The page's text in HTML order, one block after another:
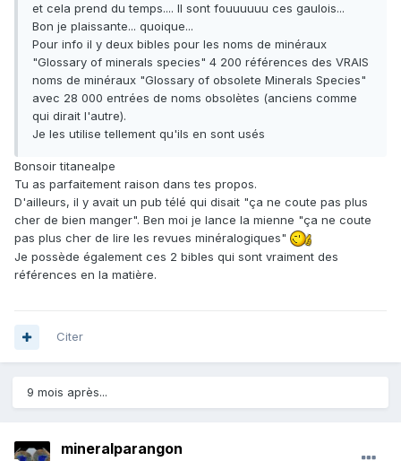
et cela prend du temps.... Il sont fouuuuuu ces gaulois...
Bon je plaissante... quoique...
Pour info il y deux bibles pour les noms de minéraux
"Glossary of minerals species" 4 200 références des VRAIS
noms de minéraux "Glossary of obsolete Minerals Species"
avec 28 000 entrées de noms obsolètes (anciens comme
qui dirait l'autre).
Je les utilise tellement qu'ils en sont usés
Bonsoir titanealpe
Tu as parfaitement raison dans tes propos.
D'ailleurs, il y avait un pub télé qui disait "ça ne coute pas plus
cher de bien manger". Ben moi je lance la mienne "ça ne coute
pas plus cher de lire les revues minéralogiques"
Je possède également ces 2 bibles qui sont vraiment des
références en la matière.
Citer
9 mois après...
mineralparangon